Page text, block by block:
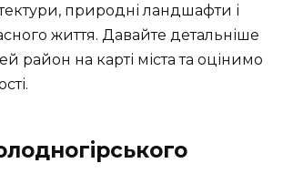
природні ландшафти і
життя. Давайте детальніше
район на карті міста та оцінимо